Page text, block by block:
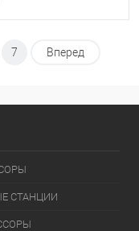
7 Вперед
СТАНЦИИ